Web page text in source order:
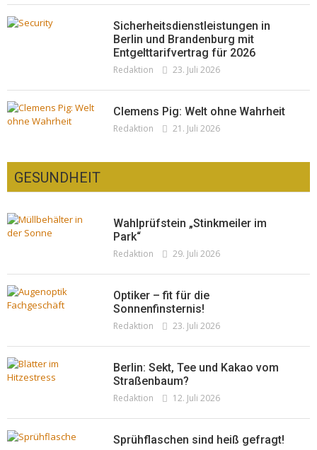
Sicherheitsdienstleistungen in
Berlin und Brandenburg mit
Entgelttarifvertrag für 2026
Redaktion 23. Juli 2026
Clemens Pig: Welt ohne Wahrheit
Redaktion 21. Juli 2026
GESUNDHEIT
Wahlprüfstein „Stinkmeiler im
Park“
Redaktion 29. Juli 2026
Optiker – fit für die
Sonnenfinsternis!
Redaktion 23. Juli 2026
Berlin: Sekt, Tee und Kakao vom
Straßenbaum?
Redaktion 12. Juli 2026
Sprühflaschen sind heiß gefragt!